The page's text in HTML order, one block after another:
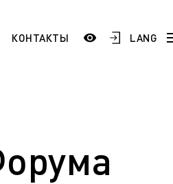
КОНТАКТЫ LANG